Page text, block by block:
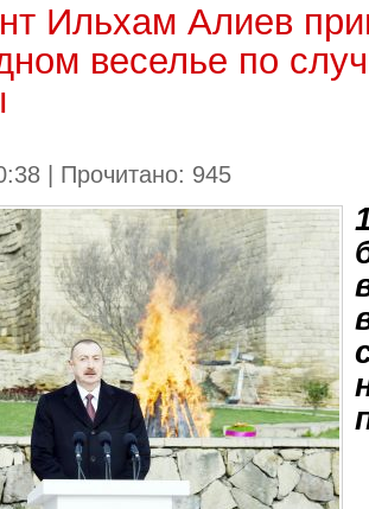
Ильхам Алиев
веселье по
| Прочитано: 945